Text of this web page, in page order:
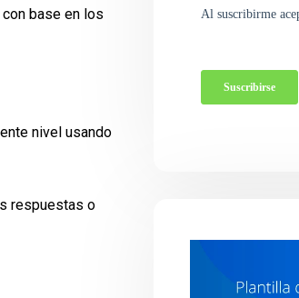
base en los
nivel usando
respuestas o